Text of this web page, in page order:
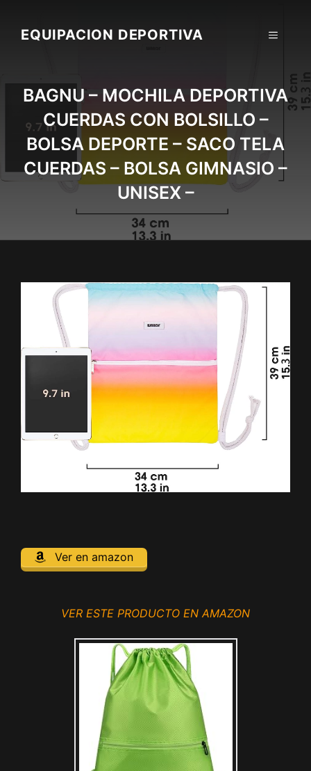
contentEQUIPACION DEPORTIVA MENU
BAGNU – MOCHILA DEPORTIVA
CUERDAS CON BOLSILLO –
BOLSA DEPORTE – SACO TELA
CUERDAS – BOLSA GIMNASIO –
UNISEX –
Ver en amazon
VER ESTE PRODUCTO EN AMAZON